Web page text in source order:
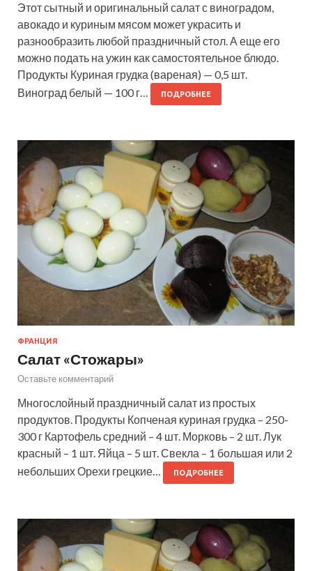
Этот сытный и оригинальный салат с виноградом,
авокадо и куриным мясом может украсить и
разнообразить любой праздничный стол. А еще его
можно подать на ужин как самостоятельное блюдо.
Продукты Куриная грудка (вареная) — 0,5 шт.
Виноград белый — 100 г…
ПОДРОБНЕЕ
ФРАНЦИЯ
Салат «Стожары»
Оставьте комментарий
Многослойный праздничный салат из простых
продуктов. Продукты Копченая куриная грудка – 250-
300 г Картофель средний – 4 шт. Морковь – 2 шт. Лук
красный – 1 шт. Яйца – 5 шт. Свекла – 1 большая или 2
небольших Орехи грецкие…
ПОДРОБНЕЕ